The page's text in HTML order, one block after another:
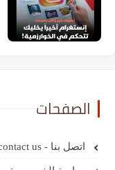
الصفحات
اتصل بنا - contact us : نموذج الاتصال المخصص لمدونة عرباوي